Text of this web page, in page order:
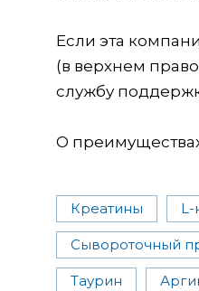
Если эта
(в верхнем
службу
О
Креатины L-
Сывороточный
Таурин